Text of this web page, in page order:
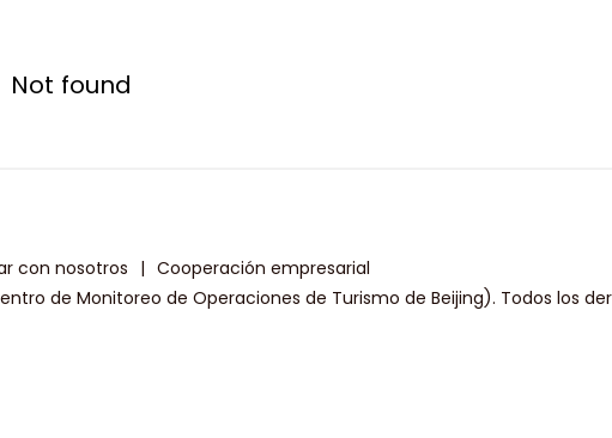
Not found
con nosotros | Cooperación empresarial
de Monitoreo de Operaciones de Turismo de Beijing). Todos los